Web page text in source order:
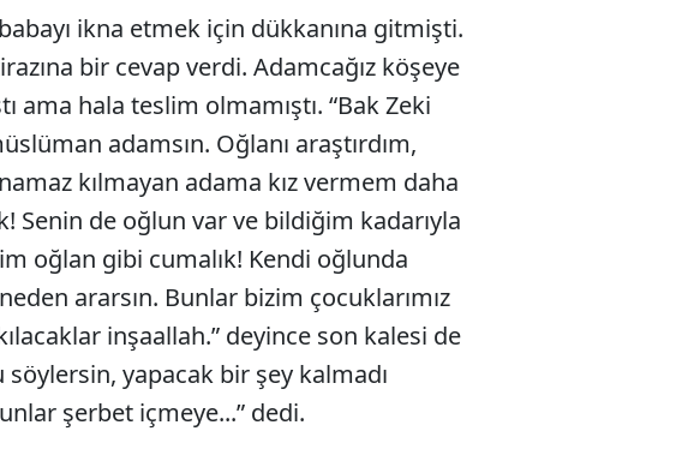
Diyarbakır
Edirne
Elazığ
Erzurum
Eskişehir
Gaziantep
ikna etmek için dükkanına gitmişti.
bir cevap verdi. Adamcağız köşeye
ama hala teslim olmamıştı. “Bak Zeki
adamsın. Oğlanı araştırdım,
kılmayan adama kız vermem daha
Senin de oğlun var ve bildiğim kadarıyla
oğlan gibi cumalık! Kendi oğlunda
ararsın. Bunlar bizim çocuklarımız
inşaallah.” deyince son kalesi de
söylersin, yapacak bir şey kalmadı
şerbet içmeye...” dedi.